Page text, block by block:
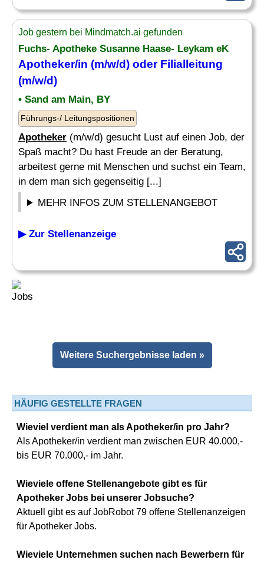
Job gestern bei Mindmatch.ai gefunden
Fuchs- Apotheke Susanne Haase- Leykam eK
Apotheker/in (m/w/d) oder Filialleitung
(m/w/d)
• Sand am Main, BY
Führungs-/ Leitungspositionen
Apotheker (m/w/d) gesucht Lust auf einen Job, der
Spaß macht? Du hast Freude an der Beratung,
arbeitest gerne mit Menschen und suchst ein Team,
in dem man sich gegenseitig [...]
MEHR INFOS ZUM STELLENANGEBOT
▶ Zur Stellenanzeige
Weitere Suchergebnisse laden »
HÄUFIG GESTELLTE FRAGEN
Wieviel verdient man als Apotheker/in pro Jahr?
Als Apotheker/in verdient man zwischen EUR 40.000,-
bis EUR 70.000,- im Jahr.
Wieviele offene Stellenangebote gibt es für
Apotheker Jobs bei unserer Jobsuche?
Aktuell gibt es auf JobRobot 79 offene Stellenanzeigen
für Apotheker Jobs.
Wieviele Unternehmen suchen nach Bewerbern für